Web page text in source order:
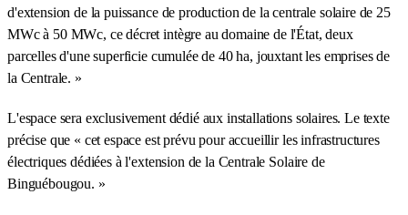
d'extension de la puissance de production de la centrale solaire de 25
MWc à 50 MWc, ce décret intègre au domaine de l'État, deux
parcelles d'une superficie cumulée de 40 ha, jouxtant les emprises de
la Centrale. »
L'espace sera exclusivement dédié aux installations solaires. Le texte
précise que « cet espace est prévu pour accueillir les infrastructures
électriques dédiées à l'extension de la Centrale Solaire de
Binguébougou. »